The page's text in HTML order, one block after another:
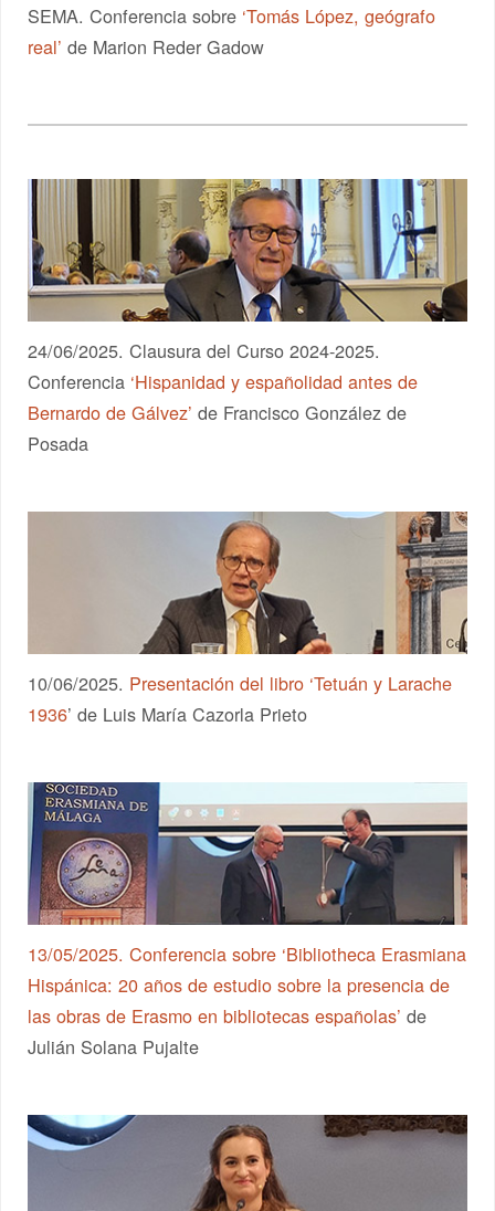
SEMA. Conferencia sobre ‘Tomás López, geógrafo
real’ de Marion Reder Gadow
24/06/2025. Clausura del Curso 2024-2025.
Conferencia ‘Hispanidad y españolidad antes de
Bernardo de Gálvez’ de Francisco González de
Posada
10/06/2025. Presentación del libro ‘Tetuán y Larache
1936’ de Luis María Cazorla Prieto
13/05/2025. Conferencia sobre ‘Bibliotheca Erasmiana
Hispánica: 20 años de estudio sobre la presencia de
las obras de Erasmo en bibliotecas españolas’ de
Julián Solana Pujalte